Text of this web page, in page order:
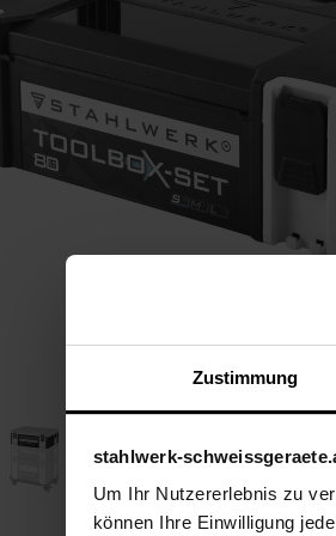
Zustimmung
stahlwerk-
Um Ihr Nutzererlebnis zu
können Ihre Einwilligung